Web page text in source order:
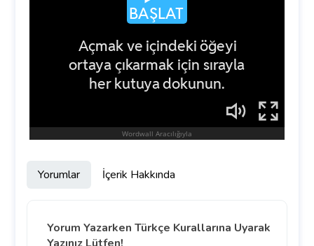
Yorumlar İçerik Hakkında
Yorum Yazarken Türkçe Kurallarına Uyarak